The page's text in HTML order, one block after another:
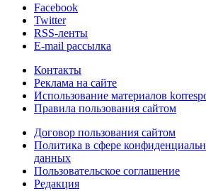
Facebook
Twitter
RSS-ленты
E-mail рассылка
Контакты
Реклама на сайте
Использование материалов
Правила пользования сайтом
Договор пользования сайтом
Политика в сфере
данных
Пользовательское соглашение
Редакция